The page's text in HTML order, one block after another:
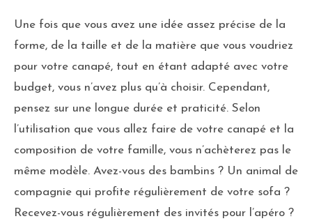
Une fois que vous avez une idée assez précise de la
forme, de la taille et de la matière que vous voudriez
pour votre canapé, tout en étant adapté avec votre
budget, vous n’avez plus qu’à choisir. Cependant,
pensez sur une longue durée et praticité. Selon
l’utilisation que vous allez faire de votre canapé et la
composition de votre famille, vous n’achèterez pas le
même modèle. Avez-vous des bambins ? Un animal de
compagnie qui profite régulièrement de votre sofa ?
Recevez-vous régulièrement des invités pour l’apéro ?